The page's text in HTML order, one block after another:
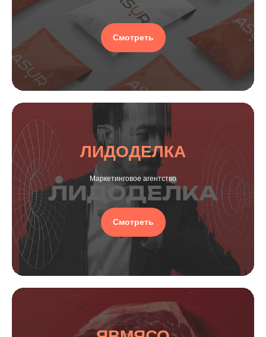
Смотреть
ЛИДОДЕЛКА
Маркетинговое агентство
Смотреть